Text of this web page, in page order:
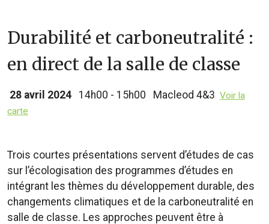
Durabilité et carboneutralité :
en direct de la salle de classe
28 avril 2024 14h00 - 15h00 Macleod 4&3 Voir la
carte
Trois courtes présentations servent d’études de cas
sur l’écologisation des programmes d’études en
intégrant les thèmes du développement durable, des
changements climatiques et de la carboneutralité en
salle de classe. Les approches peuvent être à